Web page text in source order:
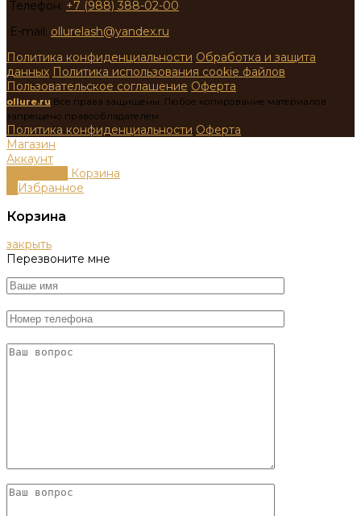
Телефон: +7 (988) 388-02-00
E-mail: ollurelash@yandex.ru
Политика конфиденциальности Обработка и защита
данных Политика использования cookie файлов
Пользовательское соглашение Оферта
ollure.ru Все права защищены. Любое копирование материалов
запрещено правообладателем.
Политика конфиденциальности Оферта
Магазин
Аккаунт
Корзина
Избранное
Корзина
закрыть
Перезвоните мне